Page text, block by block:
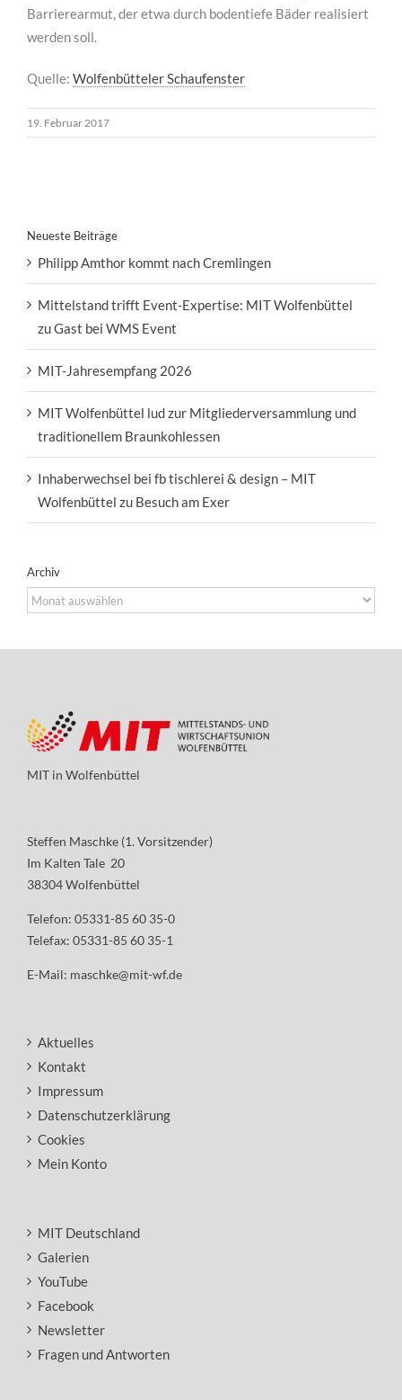
Barrierearmut, der etwa durch bodentiefe Bäder realisiert
werden soll.
Quelle: Wolfenbütteler Schaufenster
19. Februar 2017
Neueste Beiträge
Philipp Amthor kommt nach Cremlingen
Mittelstand trifft Event-Expertise: MIT Wolfenbüttel
zu Gast bei WMS Event
MIT-Jahresempfang 2026
MIT Wolfenbüttel lud zur Mitgliederversammlung und
traditionellem Braunkohlessen
Inhaberwechsel bei fb tischlerei & design – MIT
Wolfenbüttel zu Besuch am Exer
Archiv
Archiv
MIT in Wolfenbüttel
Steffen Maschke (1. Vorsitzender)
Im Kalten Tale 20
38304 Wolfenbüttel
Telefon: 05331-85 60 35-0
Telefax: 05331-85 60 35-1
E-Mail: maschke@mit-wf.de
Aktuelles
Kontakt
Impressum
Datenschutzerklärung
Cookies
Mein Konto
MIT Deutschland
Galerien
YouTube
Facebook
Newsletter
Fragen und Antworten